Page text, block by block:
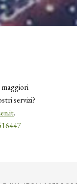
maggiori
servizi?
.